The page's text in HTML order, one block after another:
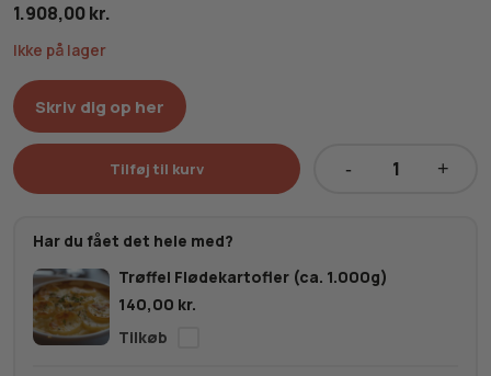
1.908,00kr.
Ikke på lager
Skriv dig op her
Har du fået det hele med?
Trøffel Flødekartofler (ca. 1.000g)
140,00 kr.
6-
Tilføj til kurv